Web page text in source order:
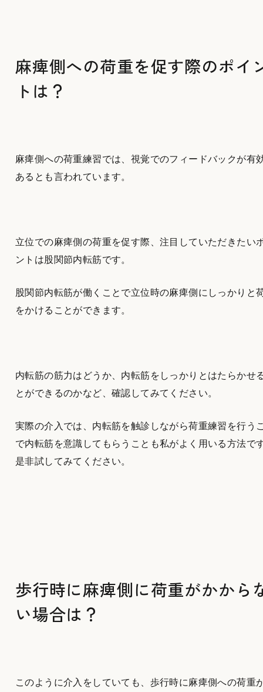
麻痺側への荷重を促す際のポイ
トは？
麻痺側への荷重練習では、視覚でのフィードバックが有
あるとも言われています。
立位での麻痺側の荷重を促す際、注目していただきたい
ントは股関節内転筋です。
股関節内転筋が働くことで立位時の麻痺側にしっかりと
をかけることができます。
内転筋の筋力はどうか、内転筋をしっかりとはたらかせ
とができるのかなど、確認してみてください。
実際の介入では、内転筋を触診しながら荷重練習を行う
で内転筋を意識してもらうことも私がよく用いる方法で
是非試してみてください。
歩行時に麻痺側に荷重がかから
い場合は？
このように介入をしていても、歩行時に麻痺側への荷重